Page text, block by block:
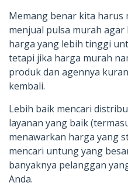
Memang benar kita
menjual pulsa murah
harga yang lebih tinggi
tetapi jika harga murah
produk dan agennya
kembali.
Lebih baik mencari
layanan yang baik
menawarkan harga yang
mencari untung yang
banyaknya pelanggan
Anda.